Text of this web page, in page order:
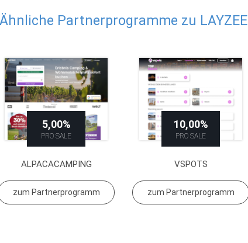
Ähnliche Partnerprogramme zu LAYZEE
5,00%
PRO SALE
ALPACACAMPING
zum Partnerprogramm
10,00%
PRO SALE
VSPOTS
zum Partnerprogramm